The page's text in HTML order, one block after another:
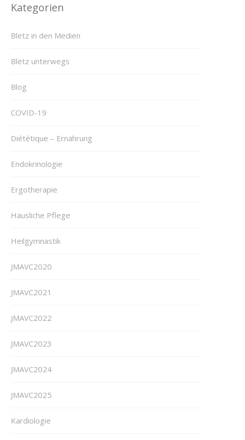
Kategorien
Blëtz in den Medien
Blëtz unterwegs
Blog
COVID-19
Diététique – Ernährung
Endokrinologie
Ergotherapie
Häusliche Pflege
Heilgymnastik
JMAVC2020
JMAVC2021
JMAVC2022
JMAVC2023
JMAVC2024
JMAVC2025
Kardiologie